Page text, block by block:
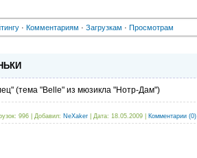
· Комментариям · Загрузкам · Просмотрам
(тема "Belle" из мюзикла "Нотр-Дам")
996 Добавил: NeXaker Дата: 18.05.2009 Комментарии (0)